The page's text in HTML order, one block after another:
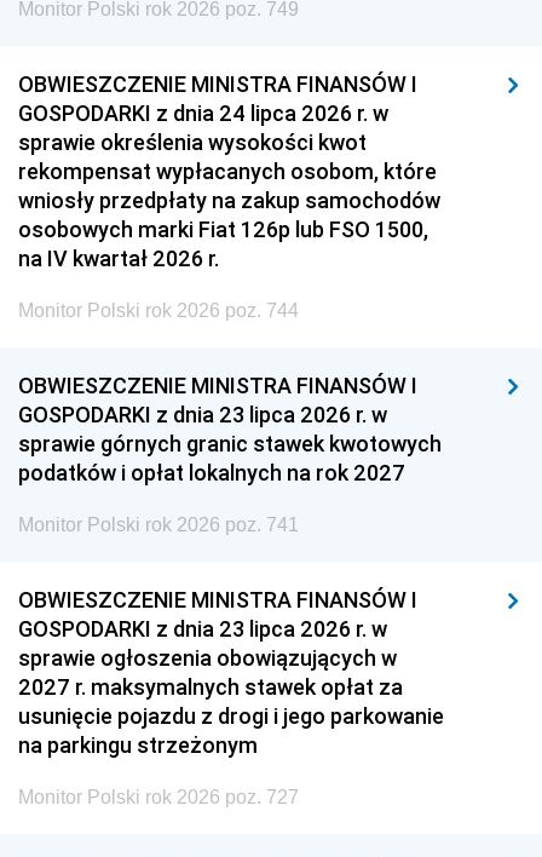
Monitor Polski rok 2026 poz. 749
OBWIESZCZENIE MINISTRA FINANSÓW I
GOSPODARKI z dnia 24 lipca 2026 r. w
sprawie określenia wysokości kwot
rekompensat wypłacanych osobom, które
wniosły przedpłaty na zakup samochodów
osobowych marki Fiat 126p lub FSO 1500,
na IV kwartał 2026 r.
Monitor Polski rok 2026 poz. 744
OBWIESZCZENIE MINISTRA FINANSÓW I
GOSPODARKI z dnia 23 lipca 2026 r. w
sprawie górnych granic stawek kwotowych
podatków i opłat lokalnych na rok 2027
Monitor Polski rok 2026 poz. 741
OBWIESZCZENIE MINISTRA FINANSÓW I
GOSPODARKI z dnia 23 lipca 2026 r. w
sprawie ogłoszenia obowiązujących w
2027 r. maksymalnych stawek opłat za
usunięcie pojazdu z drogi i jego parkowanie
na parkingu strzeżonym
Monitor Polski rok 2026 poz. 727